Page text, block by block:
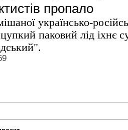
пропало
українсько-
паковий лід іхнє